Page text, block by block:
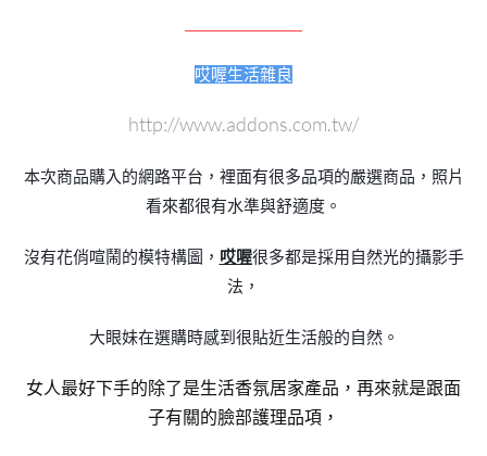
哎喔生活雜良
http://www.addons.com.tw/
本次商品購入的網路平台，裡面有很多品項的嚴選商品，照片
看來都很有水準與舒適度。
沒有花俏喧鬧的模特構圖， 哎喔很多都是採用自然光的攝影手
法，
大眼妹在選購時感到很貼近生活般的自然。
女人最好下手的除了是生活香氛居家產品，再來就是跟面
子有關的臉部護理品項，